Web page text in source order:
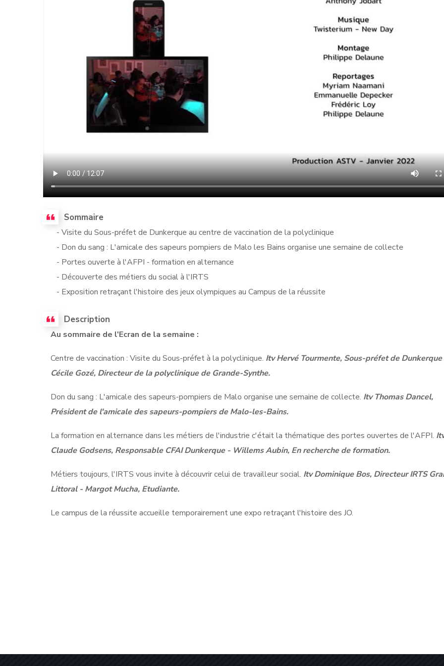
Sommaire
- Visite du Sous-préfet de Dunkerque au centre de vaccination de la polyclinique
- Don du sang : L'amicale des sapeurs pompiers de Malo les Bains organise une semaine de collecte
- Portes ouverte à l'AFPI - formation en alternance
- Découverte des métiers du social à l'IRTS
- Exposition retraçant l'histoire des jeux olympiques au Campus de la réussite
Description
Au sommaire de l'Ecran de la semaine :
Centre de vaccination : Visite du Sous-préfet à la polyclinique. Itv Hervé Tourmente, Sous-préfet de
Cécile Gozé, Directeur de la polyclinique de Grande-Synthe.
Don du sang : L'amicale des sapeurs-pompiers de Malo organise une semaine de collecte. Itv Thomas Dancel,
Président de l'amicale des sapeurs-pompiers de Malo-les-Bains.
La formation en alternance dans les métiers de l'industrie c'était la thématique des portes ouvertes de l'AFPI.
Claude Godsens, Responsable CFAI Dunkerque - Willems Aubin, En recherche de formation.
Métiers toujours, l'IRTS vous invite à découvrir celui de travailleur social. Itv Dominique Bos, Directeur IRTS
Littoral - Margot Mucha, Etudiante.
Le campus de la réussite accueille temporairement une expo retraçant l'histoire des JO.